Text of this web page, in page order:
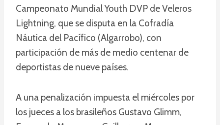
Campeonato Mundial Youth DVP de Veleros
Lightning, que se disputa en la Cofradía
Náutica del Pacífico (Algarrobo), con
participación de más de medio centenar de
deportistas de nueve países.
A una penalización impuesta el miércoles por
los jueces a los brasileños Gustavo Glimm,